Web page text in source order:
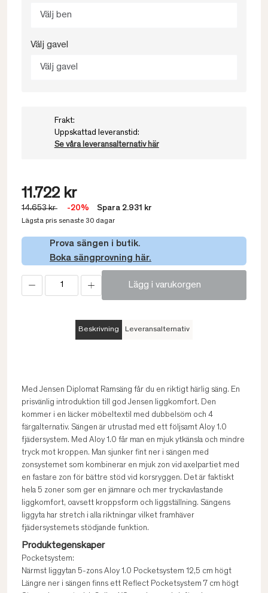
Välj ben
Välj gavel
Välj gavel
Frakt:
Uppskattad leveranstid:
Se våra leveransalternativ här
11.722 kr
14.653 kr -20% Spara 2.931 kr
Lägsta pris senaste 30 dagar
Prova sängen i butik.
Boka sängprovning här.
Lägg i varukorgen
Beskrivning Leveransalternativ
Med Jensen Diplomat Ramsäng får du en riktigt härlig säng. En
prisvänlig introduktion till god Jensen liggkomfort. Den
kommer i en läcker möbeltextil med dubbelsöm och 4
färgalternativ. Sängen är utrustad med ett följsamt Aloy 1.0
fjädersystem. Med Aloy 1.0 får man en mjuk ytkänsla och mindre
tryck mot kroppen. Man sjunker fint ner i sängen med
zonsystemet som kombinerar en mjuk zon vid axelpartiet med
en fastare zon för bättre stöd vid korsryggen. Det är faktiskt
hela 5 zoner som ger en jämnare och mer tryckavlastande
liggkomfort, oavsett kroppsform och liggställning. Sängens
liggyta har stretch i alla riktningar vilket framhäver
fjädersystemets stödjande funktion.
Produktegenskaper
Pocketsystem:
Närmst liggytan 5-zons Aloy 1.0 Pocketsystem 12,5 cm högt
Längre ner i sängen finns ett Reflect Pocketsystem 7 cm högt